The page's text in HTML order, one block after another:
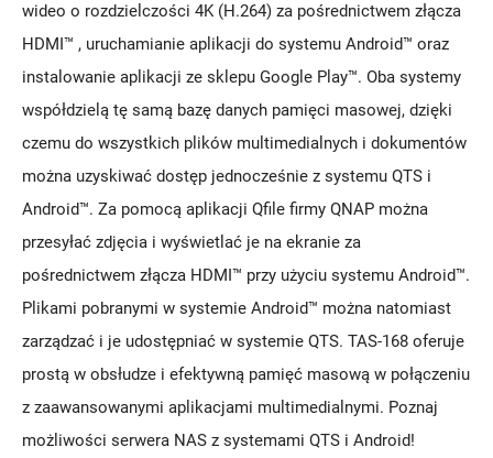
wideo o rozdzielczości 4K (H.264) za pośrednictwem złącza
HDMI™ , uruchamianie aplikacji do systemu Android™ oraz
instalowanie aplikacji ze sklepu Google Play™. Oba systemy
współdzielą tę samą bazę danych pamięci masowej, dzięki
czemu do wszystkich plików multimedialnych i dokumentów
można uzyskiwać dostęp jednocześnie z systemu QTS i
Android™. Za pomocą aplikacji Qfile firmy QNAP można
przesyłać zdjęcia i wyświetlać je na ekranie za
pośrednictwem złącza HDMI™ przy użyciu systemu Android™.
Plikami pobranymi w systemie Android™ można natomiast
zarządzać i je udostępniać w systemie QTS. TAS-168 oferuje
prostą w obsłudze i efektywną pamięć masową w połączeniu
z zaawansowanymi aplikacjami multimedialnymi. Poznaj
możliwości serwera NAS z systemami QTS i Android!